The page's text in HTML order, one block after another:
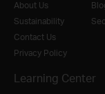
About Us
Sustainability
Contact Us
Privacy Policy
Learning Center